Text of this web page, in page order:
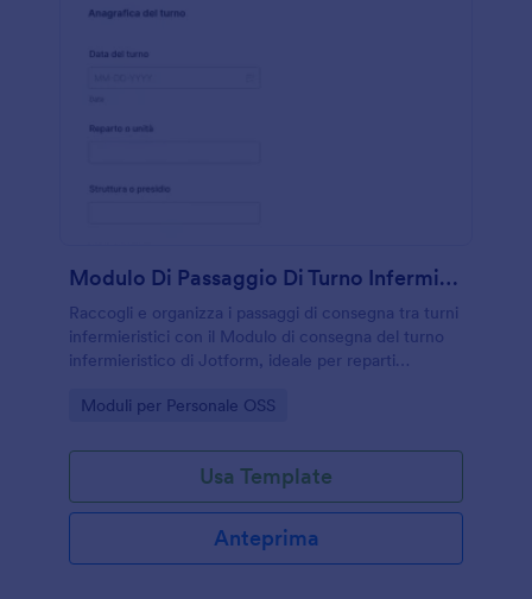
Modulo Di Passaggio Di Turno Infermieristico
Raccogli e organizza i passaggi di consegna tra turni
infermieristici con il Modulo di consegna del turno
infermieristico di Jotform, ideale per reparti
raccolta dati coerente.
Go to Category:
Moduli per Personale OSS
Usa Template
Anteprima